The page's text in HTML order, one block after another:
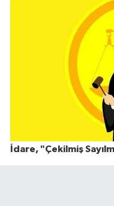
İdare, "Çekilmiş